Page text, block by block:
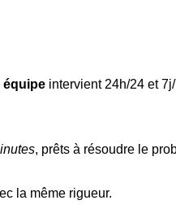
équipe intervient 24h/24 et
, prêts à résoudre le
la même rigueur.